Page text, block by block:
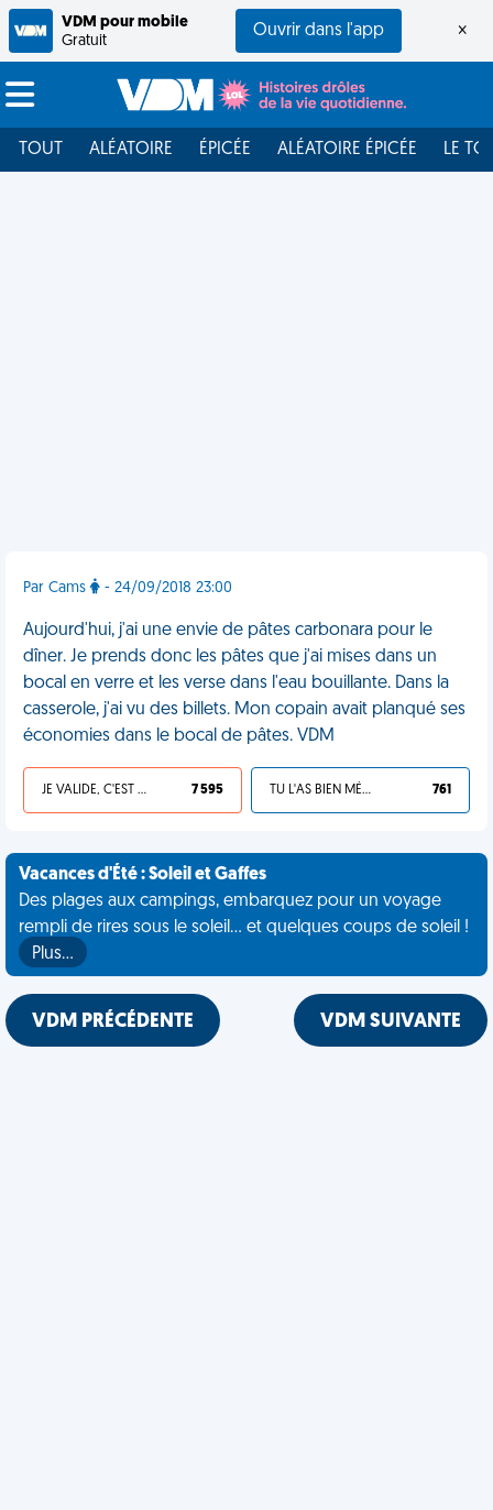
VDM pour mobile
Gratuit
Ouvrir dans l'app ×
TOUT ALÉATOIRE ÉPICÉE ALÉATOIRE ÉPICÉE LE
Par Cams - 24/09/2018 23:00
Aujourd'hui, j'ai une envie de pâtes carbonara pour le
dîner. Je prends donc les pâtes que j'ai mises dans un
bocal en verre et les verse dans l'eau bouillante. Dans la
casserole, j'ai vu des billets. Mon copain avait planqué ses
économies dans le bocal de pâtes. VDM
JE VALIDE, C'EST UNE VDM 7 595 TU L'AS BIEN MÉRITÉ 761
Vacances d'Été : Soleil et Gaffes
Des plages aux campings, embarquez pour un voyage
rempli de rires sous le soleil... et quelques coups de soleil !
Plus…
VDM PRÉCÉDENTE VDM SUIVANTE